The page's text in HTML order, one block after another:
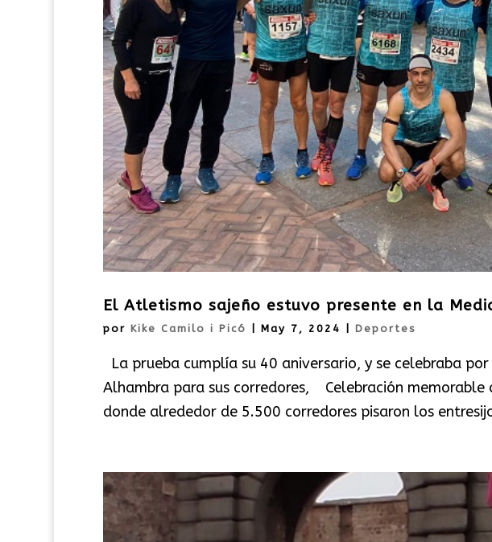
El Atletismo sajeño estuvo presente en la
por Kike Camilo i Picó May 7, 2024 Deportes
La prueba cumplía su 40 aniversario, y se celebraba
Alhambra para sus corredores, Celebración memorable
donde alrededor de 5.500 corredores pisaron los